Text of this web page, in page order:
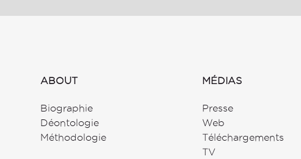
ABOUT
Biographie
Déontologie
Méthodologie
MÉDIAS
Presse
Web
Téléchargements
TV